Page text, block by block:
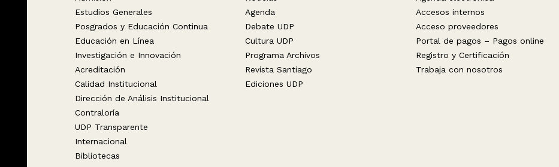
Estudios Generales
Posgrados y Educación Continua
Educación en Línea
Investigación e Innovación
Acreditación
Calidad Institucional
Dirección de Análisis Institucional
Contraloría
UDP Transparente
Internacional
Bibliotecas
Agenda
Debate UDP
Cultura UDP
Programa Archivos
Revista Santiago
Ediciones UDP
Accesos internos
Acceso proveedores
Portal de pagos – Pagos online
Registro y Certificación
Trabaja con nosotros